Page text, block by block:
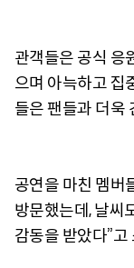
관객들은 공식 응
으며 아늑하고 집
들은 팬들과 더욱
공연을 마친 멤버
방문했는데, 날씨
감동을 받았다”고